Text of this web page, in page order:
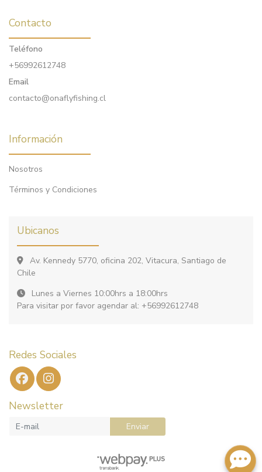
Contacto
Teléfono
+56992612748
Email
contacto@onaflyfishing.cl
Información
Nosotros
Términos y Condiciones
Ubicanos
Av. Kennedy 5770, oficina 202, Vitacura, Santiago de
Chile
Lunes a Viernes 10:00hrs a 18:00hrs
Para visitar por favor agendar al: +56992612748
Redes Sociales
Newsletter
Enviar